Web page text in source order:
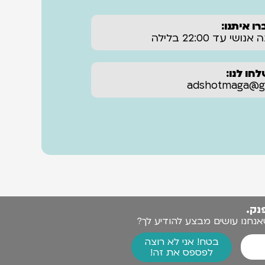
איתנו:
לנו:
עושים מבצע להודיע לך?
בטח! אני לא רוצה
לפספס את זה!